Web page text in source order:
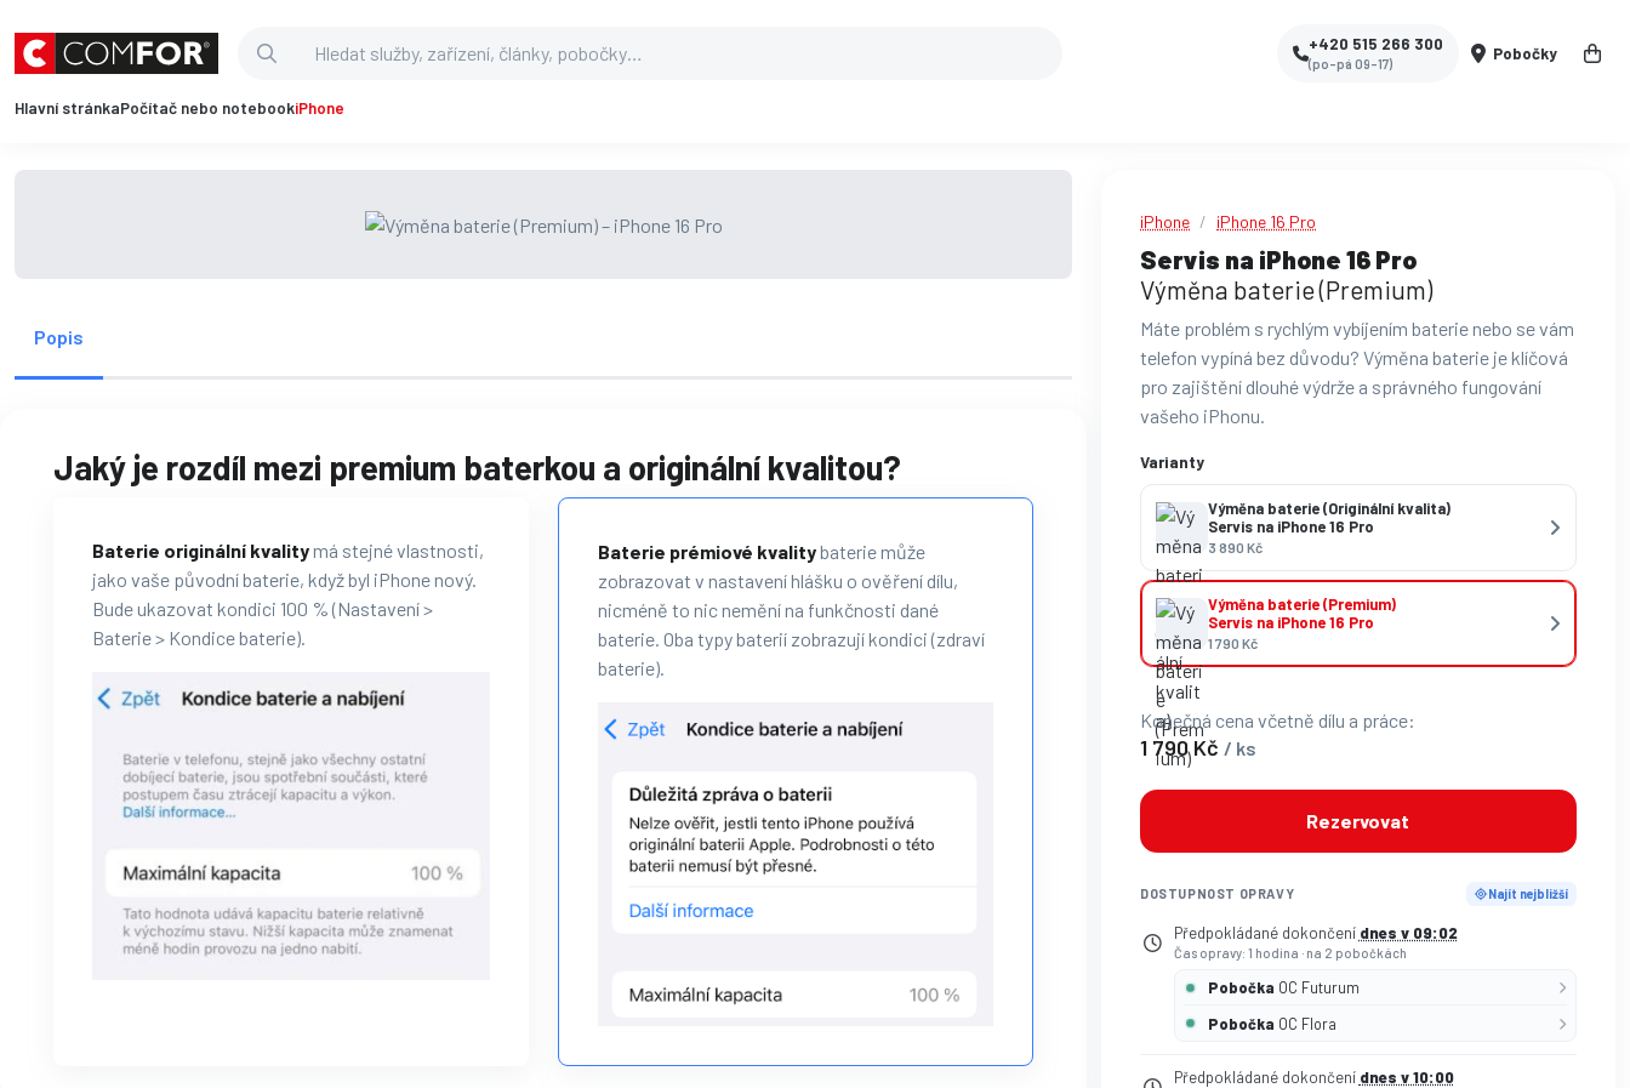
+420 515 266 300
(po-pá 09-17)
Pobočky
Hlavní stránkaPočítač nebo notebookiPhone
Popis
Jaký je rozdíl mezi premium baterkou a originální kvalitou?
Baterie originální kvalitymá stejné vlastnosti,
jako vaše původní baterie, když byl iPhone nový.
Bude ukazovat kondici 100 % (Nastavení >
Baterie > Kondice baterie).
Baterie prémiové kvalitybaterie může
zobrazovat v nastavení hlášku o ověření dílu,
nicméně to nic nemění na funkčnosti dané
baterie. Oba typy baterií zobrazují kondici (zdraví
baterie).
iPhone iPhone 16 Pro
Servis na iPhone 16 Pro
Výměna baterie (Premium)
Máte problém s rychlým vybíjením baterie nebo se vám
telefon vypíná bez důvodu? Výměna baterie je klíčová
pro zajištění dlouhé výdrže a správného fungování
vašeho iPhonu.
Varianty
Výměna baterie (Originální kvalita)
Servis na iPhone 16 Pro
3 890 Kč
Výměna baterie (Premium)
Servis na iPhone 16 Pro
1 790 Kč
Konečná cena včetně dílu a práce:
1 790 Kč / ks
Rezervovat
DOSTUPNOST OPRAVY Najít nejbližší
Předpokládané dokončení dnes v 09:02
Čas opravy: 1 hodina · na 2 pobočkách
Pobočka OC Futurum
Pobočka OC Flora
Předpokládané dokončení dnes v 10:00